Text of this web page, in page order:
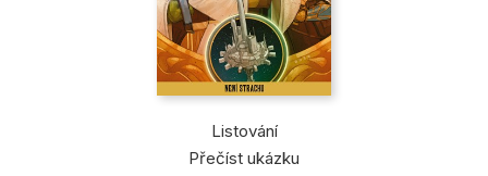
Beletrie pro děti
Beletrie pro dospělé
Dárkové publikace
Listování
Přečíst ukázku